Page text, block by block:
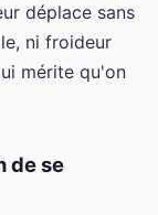
déplace sans
ni froideur
mérite qu'on
de se